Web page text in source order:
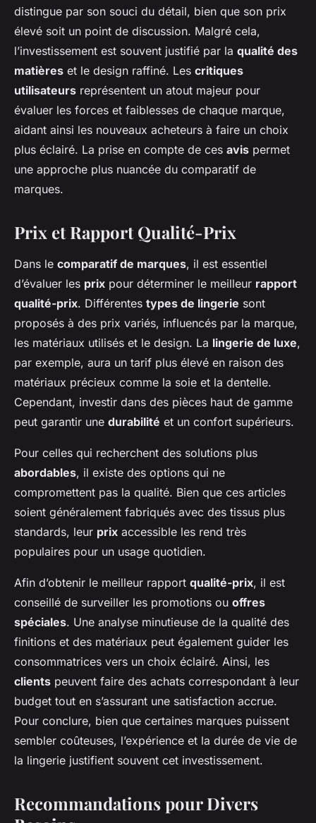
distingue par son souci du détail, bien que son prix
élevé soit un point de discussion. Malgré cela,
l’investissement est souvent justifié par la qualité des
matières et le design raffiné. Les critiques
utilisateurs représentent un atout majeur pour
évaluer les forces et faiblesses de chaque marque,
aidant ainsi les nouveaux acheteurs à faire un choix
plus éclairé. La prise en compte de ces avis permet
une approche plus nuancée du comparatif de
marques.
Prix et Rapport Qualité-Prix
Dans le comparatif de marques, il est essentiel
d’évaluer les prix pour déterminer le meilleur rapport
qualité-prix. Différentes types de lingerie sont
proposés à des prix variés, influencés par la marque,
les matériaux utilisés et le design. La lingerie de luxe,
par exemple, aura un tarif plus élevé en raison des
matériaux précieux comme la soie et la dentelle.
Cependant, investir dans des pièces haut de gamme
peut garantir une durabilité et un confort supérieurs.
Pour celles qui recherchent des solutions plus
abordables, il existe des options qui ne
compromettent pas la qualité. Bien que ces articles
soient généralement fabriqués avec des tissus plus
standards, leur prix accessible les rend très
populaires pour un usage quotidien.
Afin d’obtenir le meilleur rapport qualité-prix, il est
conseillé de surveiller les promotions ou offres
spéciales. Une analyse minutieuse de la qualité des
finitions et des matériaux peut également guider les
consommatrices vers un choix éclairé. Ainsi, les
clients peuvent faire des achats correspondant à leur
budget tout en s’assurant une satisfaction accrue.
Pour conclure, bien que certaines marques puissent
sembler coûteuses, l’expérience et la durée de vie de
la lingerie justifient souvent cet investissement.
Recommandations pour Divers